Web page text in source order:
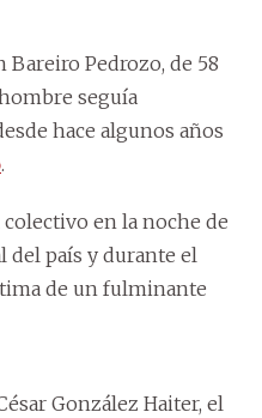
Bareiro Pedrozo, de 58
seguía
hace algunos años
.
en la noche de
del país y durante el
de un fulminante
González Haiter, el